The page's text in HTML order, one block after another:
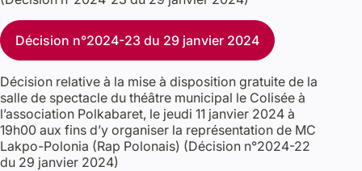
Décision n°2024-23 du 29 janvier 2024
Décision relative à la mise à disposition gratuite de la
salle de spectacle du théâtre municipal le Colisée à
l’association Polkabaret, le jeudi 11 janvier 2024 à
19h00 aux fins d’y organiser la représentation de MC
Lakpo-Polonia (Rap Polonais) (Décision n°2024-22
du 29 janvier 2024)